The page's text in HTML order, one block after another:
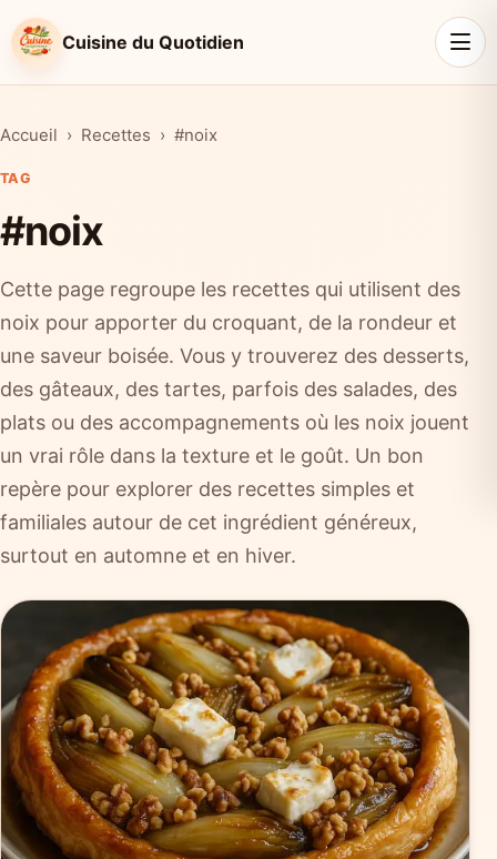
Cuisine du Quotidien
Accueil Recettes #noix
TAG
#noix
Cette page regroupe les recettes qui utilisent des
noix pour apporter du croquant, de la rondeur et
une saveur boisée. Vous y trouverez des desserts,
des gâteaux, des tartes, parfois des salades, des
plats ou des accompagnements où les noix jouent
un vrai rôle dans la texture et le goût. Un bon
repère pour explorer des recettes simples et
familiales autour de cet ingrédient généreux,
surtout en automne et en hiver.